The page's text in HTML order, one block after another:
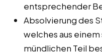
entsprechender
Absolvierung des
welches aus
mündlichen Teil